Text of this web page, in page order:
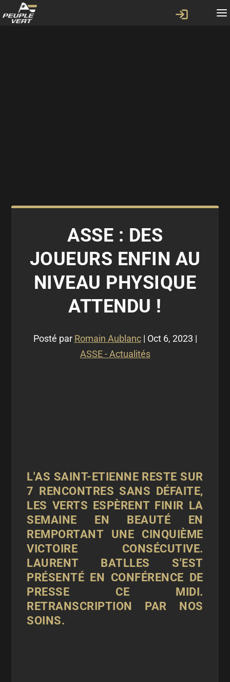
ASSE : DES
JOUEURS ENFIN AU
NIVEAU PHYSIQUE
ATTENDU !
Posté par Romain Aublanc| Oct 6, 2023 |
ASSE - Actualités
L'AS SAINT-ETIENNE RESTE SUR
7 RENCONTRES SANS DÉFAITE,
LES VERTS ESPÈRENT FINIR LA
SEMAINE EN BEAUTÉ EN
REMPORTANT UNE CINQUIÈME
VICTOIRE CONSÉCUTIVE.
LAURENT BATLLES S'EST
PRÉSENTÉ EN CONFÉRENCE DE
PRESSE CE MIDI.
RETRANSCRIPTION PAR NOS
SOINS.